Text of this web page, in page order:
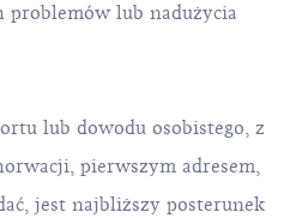
problemów lub nadużycia
lub dowodu osobistego, z
pierwszym adresem,
jest najbliższy posterunek